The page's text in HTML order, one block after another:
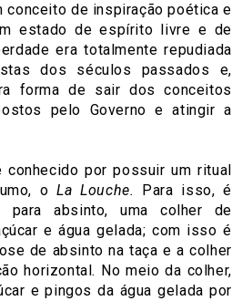
conceito de inspiração poética e
estado de espírito livre e de
era totalmente repudiada
dos séculos passados e,
forma de sair dos conceitos
pelo Governo e atingir a
conhecido por possuir um ritual
o La Louche.
Para isso, é
para absinto, uma colher de
e água gelada; com isso é
de absinto na taça e a colher
horizontal. No meio da colher,
e pingos da água gelada por